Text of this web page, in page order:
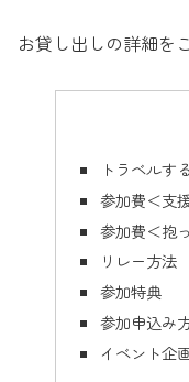
お貸し出しの詳細を
トラベルす
参加費＜支
参加費＜抱
リレー方法
参加特典
参加申込み
イベント企